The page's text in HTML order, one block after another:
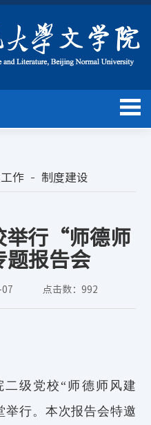
作 制度建设
举行“师德师
报告会
点击数： 992
二级党校“师德师风建
举行。本次报告会特邀